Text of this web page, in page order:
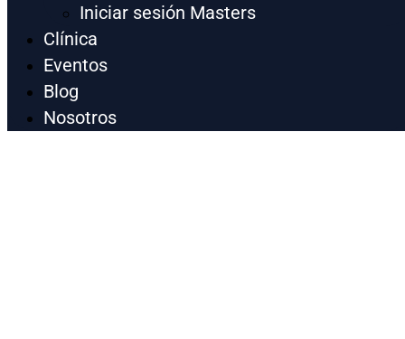
Iniciar sesión Masters
Clínica
Eventos
Blog
Nosotros